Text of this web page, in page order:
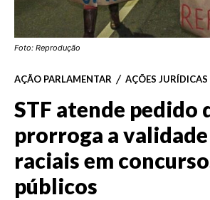
Foto: Reprodução
AÇÃO PARLAMENTAR AÇÕES JURÍDICAS
STF atende pedido
prorroga a
raciais em
públicos